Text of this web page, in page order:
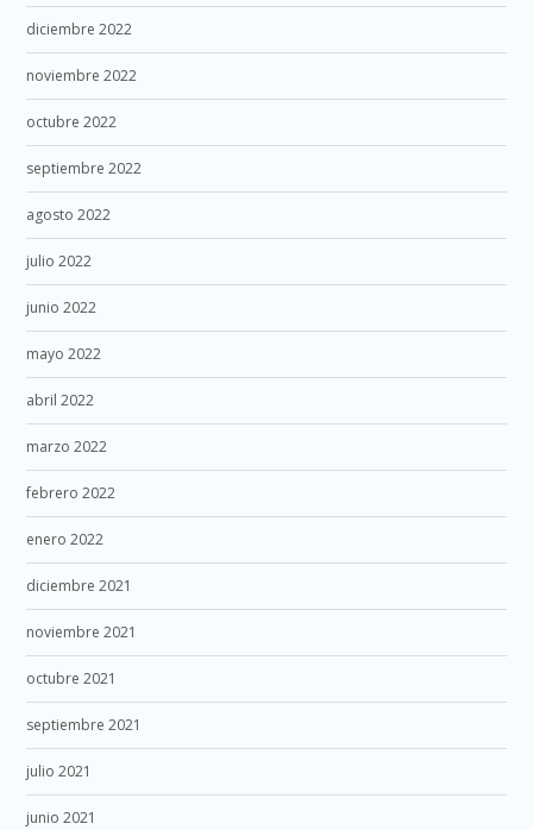
diciembre 2022
noviembre 2022
octubre 2022
septiembre 2022
agosto 2022
julio 2022
junio 2022
mayo 2022
abril 2022
marzo 2022
febrero 2022
enero 2022
diciembre 2021
noviembre 2021
octubre 2021
septiembre 2021
julio 2021
junio 2021